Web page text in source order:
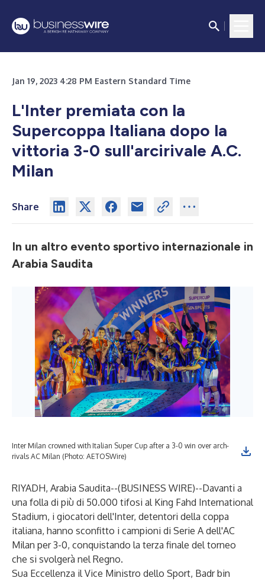
Jan 19, 2023 4:28 PM Eastern Standard Time
L'Inter premiata con la
Supercoppa Italiana dopo la
vittoria 3-0 sull'arcirivale A.C.
Milan
Share
In un altro evento sportivo internazionale in
Arabia Saudita
Inter Milan crowned with Italian Super Cup after a 3-0 win over arch-
rivals AC Milan (Photo: AETOSWire)
RIYADH, Arabia Saudita--(BUSINESS WIRE)--Davanti a
una folla di più di 50.000 tifosi al King Fahd International
Stadium, i giocatori dell'Inter, detentori della coppa
italiana, hanno sconfitto i campioni di Serie A dell'AC
Milan per 3-0, conquistando la terza finale del torneo
che si svolgerà nel Regno.
Sua Eccellenza il Vice Ministro dello Sport, Badr bin